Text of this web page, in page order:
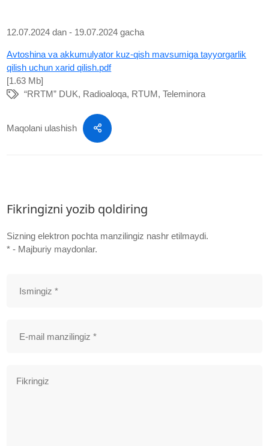
12.07.2024 dan - 19.07.2024 gacha
Avtoshina va akkumulyator kuz-qish mavsumiga tayyorgarlik
qilish uchun xarid qilish.pdf
[1.63 Mb]
“RRTM” DUK, Radioaloqa, RTUM ,Teleminora
Maqolani ulashish
Fikringizni yozib qoldiring
Sizning elektron pochta manzilingiz nashr etilmaydi.
* - Majburiy maydonlar.